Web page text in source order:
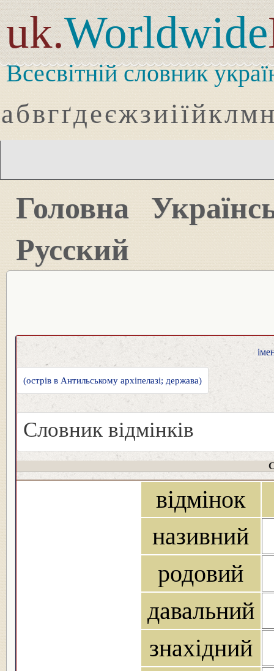
uk.Worldwide
Всесвітній словник
абвгґдеєжзиіїйклмн
Головна
Русский
(острів в Антильському архіпелазі; держава)
Словник відмінків
відмінок
називний
родовий
давальний
знахідний